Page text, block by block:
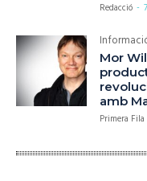
Redacció -
Mor
amb
Primera Fila